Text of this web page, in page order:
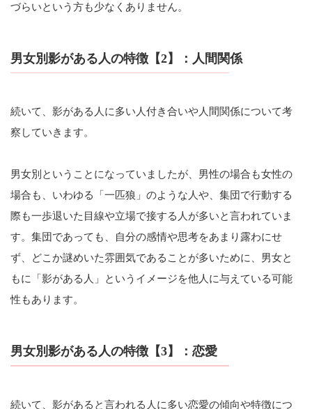
づらいという方も少なくありません。
男女別影がある人の特徴【2】：人間関係
続いて、影がある人に多い人付き合いや人間関係について考
察していきます。
男女別ということになっていましたが、男性の場合も女性の
場合も、いわゆる「一匹狼」のような人や、集団で行動する
際も一歩退いた目線や立場で接する人が多いと言われていま
す。集団であっても、自分の感情や思考をあまり露わにせ
ず、どこか謎めいた雰囲気であることが多いために、男女と
もに「影がある人」というイメージを他人に与えている可能
性もあります。
男女別影がある人の特徴【3】：恋愛
続いて、影があると言われる人に多い恋愛の傾向や特徴につ